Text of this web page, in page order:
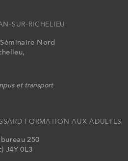
SUR-RICHELIEU
Nord
et transport
FORMATION AUX ADULTES
250
J4Y 0L3